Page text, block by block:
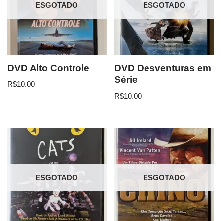
ESGOTADO
DVD Alto Controle
R$10.00
ESGOTADO
DVD Desventuras em
Série
R$10.00
ESGOTADO ESGOTADO